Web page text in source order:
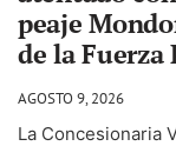
peaje
de la Fuerza
AGOSTO 9, 2026
La Concesionaria